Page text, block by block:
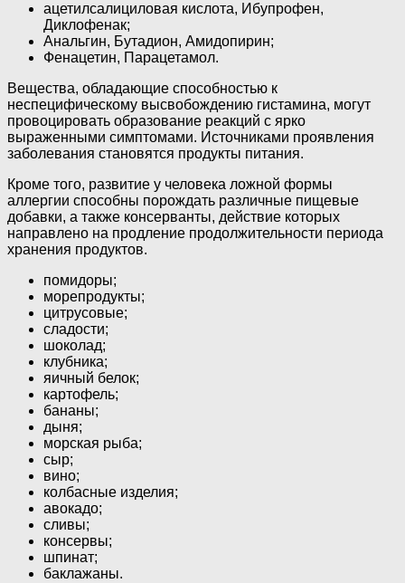
ацетилсалициловая кислота, Ибупрофен,
Диклофенак;
Анальгин, Бутадион, Амидопирин;
Фенацетин, Парацетамол.
Вещества, обладающие способностью к
неспецифическому высвобождению гистамина, могут
провоцировать образование реакций с ярко
выраженными симптомами. Источниками проявления
заболевания становятся продукты питания.
Кроме того, развитие у человека ложной формы
аллергии способны порождать различные пищевые
добавки, а также консерванты, действие которых
направлено на продление продолжительности периода
хранения продуктов.
помидоры;
морепродукты;
цитрусовые;
сладости;
шоколад;
клубника;
яичный белок;
картофель;
бананы;
дыня;
морская рыба;
сыр;
вино;
колбасные изделия;
авокадо;
сливы;
консервы;
шпинат;
баклажаны.